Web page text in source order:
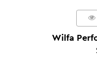
Wilfa